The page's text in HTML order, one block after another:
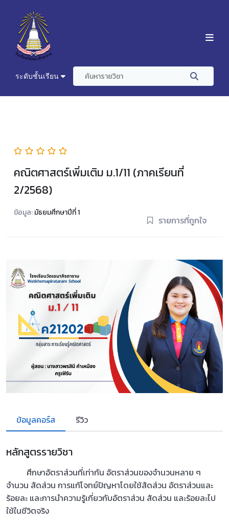
ระดับชั้นเรียน
คณิตศาสตร์เพิ่มเติม ม.1/11 (ภาคเรียนที่
2/2568)
ข้อมูล:มัธยมศึกษาปีที่ 1
รายการที่ถูกใจ
ข้อมูลคอร์ส รีวิว
หลักสูตรรายวิชา
ศึกษาอัตราส่วนที่เท่ากัน อัตราส่วนของจำนวนหลาย ๆ
จำนวน สัดส่วน การแก้โจทย์ปัญหาโดยใช้สัดส่วน อัตราส่วนและ
ร้อยละ และการนำความรู้เกี่ยวกับอัตราส่วน สัดส่วน และร้อยละไป
ใช้ในชีวิตจริง